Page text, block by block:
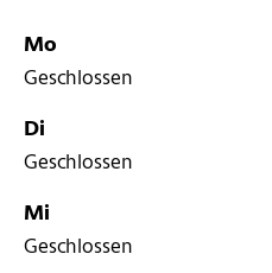
Mo
Geschlossen
Di
Geschlossen
Mi
Geschlossen